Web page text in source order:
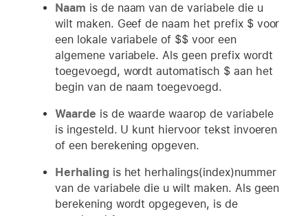
Naam is de naam van de variabele die u
wilt maken. Geef de naam het prefix $ voor
een lokale variabele of $$ voor een
algemene variabele. Als geen prefix wordt
toegevoegd, wordt automatisch $ aan het
begin van de naam toegevoegd.
Waarde is de waarde waarop de variabele
is ingesteld. U kunt hiervoor tekst invoeren
of een berekening opgeven.
Herhalingis het herhalings(index)nummer
van de variabele die u wilt maken. Als geen
berekening wordt opgegeven, is de